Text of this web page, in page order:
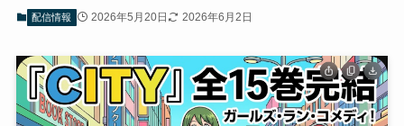
配信情報 2026年5月20日 2026年6月2日